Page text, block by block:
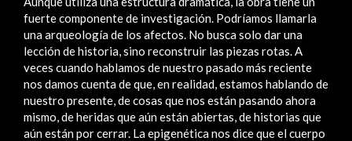
fuerte componente de investigación. Podríamos llamarla
una arqueología de los afectos. No busca solo dar una
lección de historia, sino reconstruir las piezas rotas. A
veces cuando hablamos de nuestro pasado más reciente
nos damos cuenta de que, en realidad, estamos hablando de
nuestro presente, de cosas que nos están pasando ahora
mismo, de heridas que aún están abiertas, de historias que
aún están por cerrar. La epigenética nos dice que el cuerpo